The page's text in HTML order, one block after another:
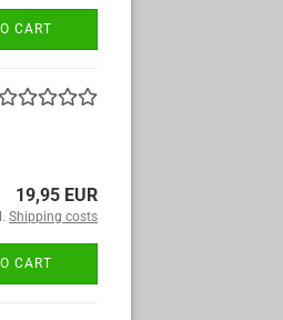
CART
19,95 EUR
Shipping costs
CART